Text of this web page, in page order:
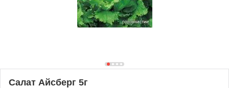
Салат Айсберг 5г